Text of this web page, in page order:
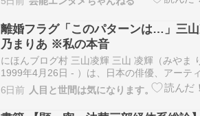
ど、泥沼化が止まらない。そんななか、舞台
いるが、共演者からの信頼も低下していると
読む ≫…
離婚フラグ「このパターンは…」三
乃まりあ ※私の本音
にほんブログ村 三山凌輝 三山 凌輝（みやま
1999年4月26日 - ）は、日本の俳優、アーテ
家。BE:FIRSTの元メンバーで現在はソロ活
屋市出身。 愛知県名古屋市出身。実家は花屋
る。3歳から小学校2年生までインターナシ
6日前 人目と世間は気になります。